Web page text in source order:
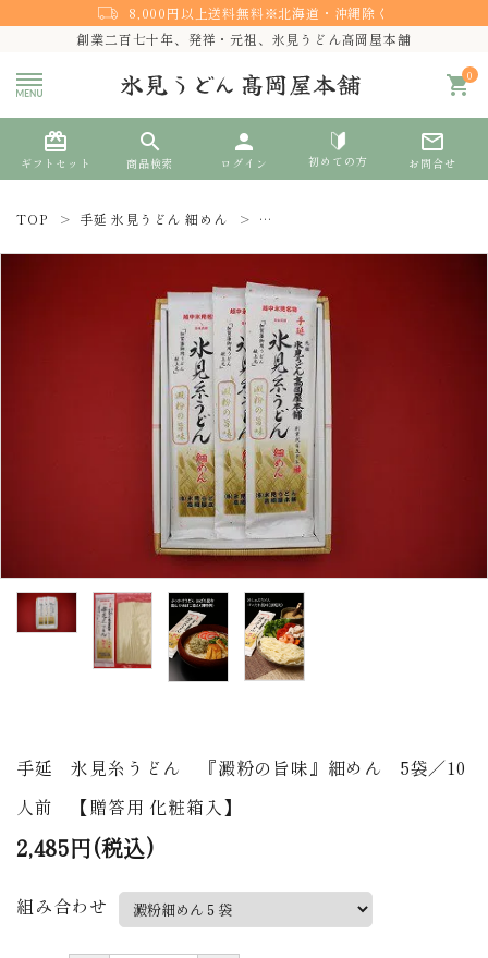
8,000円以上送料無料※北海道・沖縄除く
創業二百七十年、発祥・元祖、氷見うどん高岡屋本舗
0
shopping_cart
card_giftcard
ギフトセット
search
商品検索
person
ログイン 初めての方
mail_outline
お問合せ
熨斗対応
person 新規会員登録
ご利用ガイド
プライバシーポリシー
お問い合わせ
ページ一覧
TOP 手延 氷見うどん 細めん 手延 氷見糸うどん『澱粉の旨味』
手延 氷見糸うどん 『澱粉の旨味』細めん 5袋／10
人前 【贈答用 化粧箱入】
2,485円(税込)
組み合わせ